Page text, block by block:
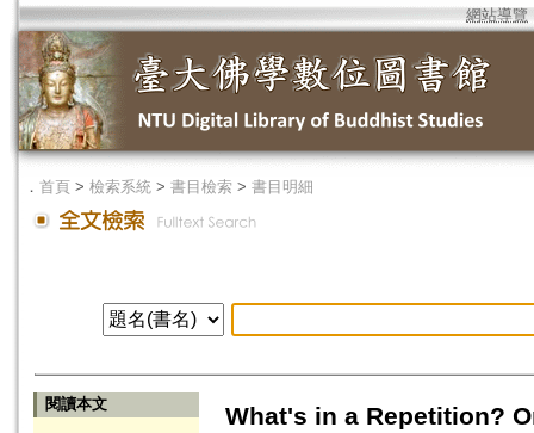
網站導覽
． 首頁 > 檢索系統 > 書目檢索 > 書目明細
閱讀本文 What's in a Repetition?